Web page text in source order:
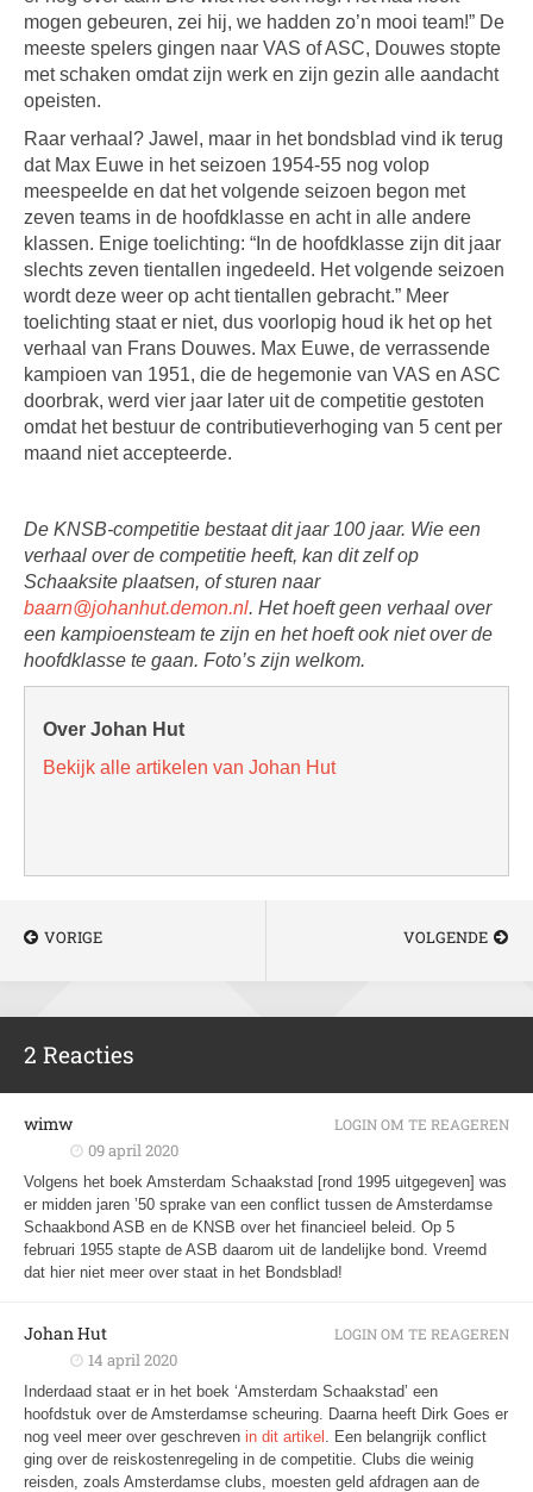
mogen gebeuren, zei hij, we hadden zo’n mooi team!” De
meeste spelers gingen naar VAS of ASC, Douwes stopte
met schaken omdat zijn werk en zijn gezin alle aandacht
opeisten.
Raar verhaal? Jawel, maar in het bondsblad vind ik terug
dat Max Euwe in het seizoen 1954-55 nog volop
meespeelde en dat het volgende seizoen begon met
zeven teams in de hoofdklasse en acht in alle andere
klassen. Enige toelichting: “In de hoofdklasse zijn dit jaar
slechts zeven tientallen ingedeeld. Het volgende seizoen
wordt deze weer op acht tientallen gebracht.” Meer
toelichting staat er niet, dus voorlopig houd ik het op het
verhaal van Frans Douwes. Max Euwe, de verrassende
kampioen van 1951, die de hegemonie van VAS en ASC
doorbrak, werd vier jaar later uit de competitie gestoten
omdat het bestuur de contributieverhoging van 5 cent per
maand niet accepteerde.
De KNSB-competitie bestaat dit jaar 100 jaar. Wie een
verhaal over de competitie heeft, kan dit zelf op
Schaaksite plaatsen, of sturen naar
baarn@johanhut.demon.nl. Het hoeft geen verhaal over
een kampioensteam te zijn en het hoeft ook niet over de
hoofdklasse te gaan. Foto’s zijn welkom.
Over Johan Hut
Bekijk alle artikelen van Johan Hut
VORIGE VOLGENDE
2 Reacties
wimw
09 april 2020
Volgens het boek Amsterdam Schaakstad [rond 1995 uitgegeven] was
er midden jaren ’50 sprake van een conflict tussen de Amsterdamse
Schaakbond ASB en de KNSB over het financieel beleid. Op 5
februari 1955 stapte de ASB daarom uit de landelijke bond. Vreemd
dat hier niet meer over staat in het Bondsblad!
LOGIN OM TE REAGEREN
Johan Hut
14 april 2020
Inderdaad staat er in het boek ‘Amsterdam Schaakstad’ een
hoofdstuk over de Amsterdamse scheuring. Daarna heeft Dirk Goes er
nog veel meer over geschreven in dit artikel . Een belangrijk conflict
ging over de reiskostenregeling in de competitie. Clubs die weinig
reisden, zoals Amsterdamse clubs, moesten geld afdragen aan de
LOGIN OM TE REAGEREN